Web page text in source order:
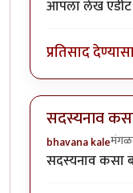
आपला लेख एडीट
प्रतिसाद
सदस्यनाव
bhavana kale
सदस्यनाव कसा